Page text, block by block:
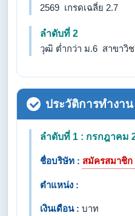
2569 เกรดเฉลี่ย 2.7
ลำดับที่ 2
วุฒิ ต่ำกว่า ม.6 สาขาวิ
ประวัติการทำงาน
ลำดับที่ 1 : กรกฎาคม
ชื่อบริษัท : สมัครสมาชิก
ตำแหน่ง :
เงินเดือน : บาท